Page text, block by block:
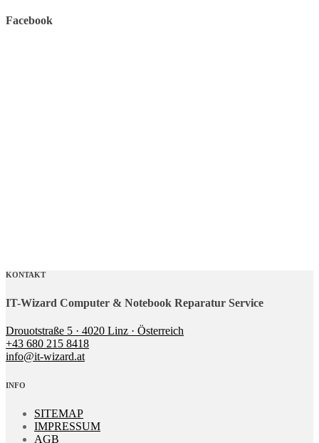
Facebook
KONTAKT
IT-Wizard Computer & Notebook Reparatur Service
Drouotstraße 5 · 4020 Linz · Österreich
+43 680 215 8418
info@it-wizard.at
INFO
SITEMAP
IMPRESSUM
AGB